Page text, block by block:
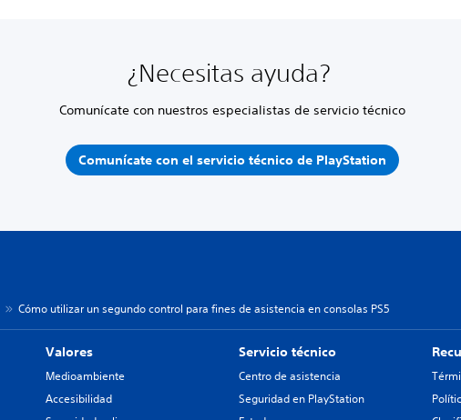
¿Necesitas ayuda?
Comunícate con nuestros especialistas de servicio técnico
Comunícate con el servicio técnico de PlayStation
Cómo utilizar un segundo control para fines de asistencia en consolas PS5
Valores
Medioambiente
Accesibilidad
Servicio técnico
Centro de asistencia
Seguridad en PlayStation